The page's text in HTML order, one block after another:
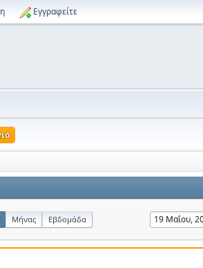
Εγγραφείτε
Μήνας Εβδομάδα